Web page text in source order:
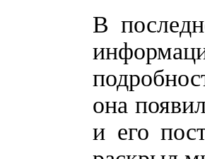
В
она
и его